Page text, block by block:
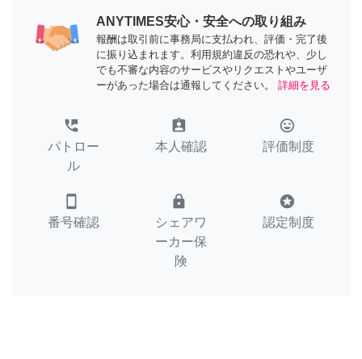
ANYTIMES安心・安全への取り組み
報酬は取引前に事務局に支払われ、評価・完了後
に振り込まれます。利用規約違反の恐れや、少し
でも不審な内容のサービスやリクエストやユーザ
ーがあった場合は通報してください。
詳細を見る
perm_phone_msg
パトロー
ル
assignment_ind
本人確認
tag_faces
評価制度
smartphone
番号確認
lock
シェアワ
ーカー保
険
stars
認定制度